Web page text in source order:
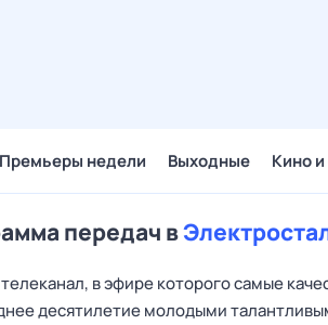
Премьеры недели Выходные Кино
передач в
в эфире которого самые
десятилетие молодыми